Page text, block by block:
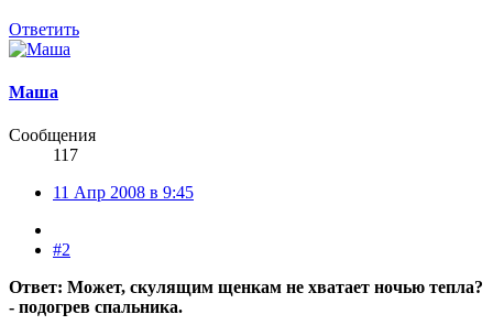
Ответить
Маша
Сообщения
117
11 Апр 2008 в 9:45
#2
Ответ: Может, скулящим щенкам не хватает ночью тепла?
- подогрев спальника.